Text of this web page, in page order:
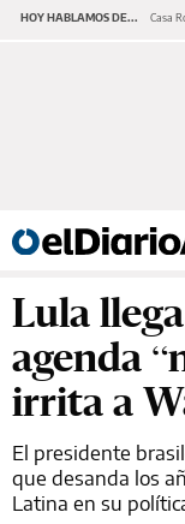
HOY HABLAMOS DE... Casa
Lula
agenda
irrita a
El presidente
que desanda los
Latina en su